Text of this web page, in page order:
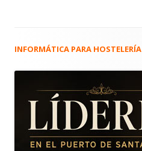
Barra
principal
INFORMÁTICA PARA HOSTELERÍA